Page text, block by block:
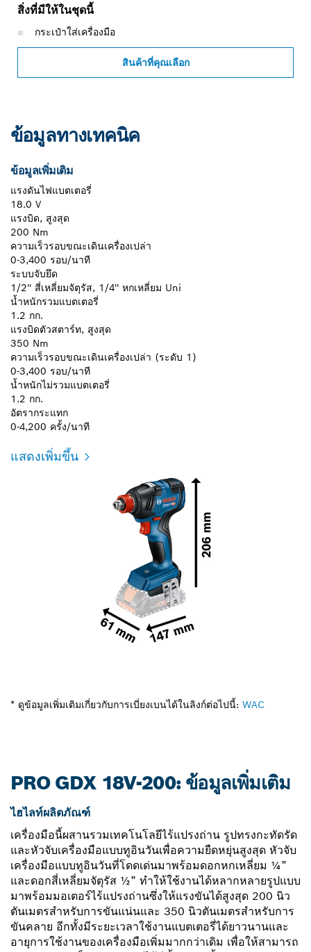
สิ่งที่มีให้ในชุดนี้
กระเป๋าใส่เครื่องมือ
สินค้าที่คุณเลือก
ข้อมูลทางเทคนิค
ข้อมูลเพิ่มเติม
แรงดันไฟแบตเตอรี่
18.0 V
แรงบิด, สูงสุด
200 Nm
ความเร็วรอบขณะเดินเครื่องเปล่า
0-3,400 รอบ/นาที
ระบบจับยึด
1/2'' สี่เหลี่ยมจัตุรัส, 1/4'' หกเหลี่ยม Uni
น้ำหนักรวมแบตเตอรี่
1.2 กก.
แรงบิดตัวสตาร์ท, สูงสุด
350 Nm
ความเร็วรอบขณะเดินเครื่องเปล่า (ระดับ 1)
0-3,400 รอบ/นาที
น้ำหนักไม่รวมแบตเตอรี่
1.2 กก.
อัตรากระแทก
0-4,200 ครั้ง/นาที
แสดงเพิ่มขึ้น
* ดูข้อมูลเพิ่มเติมเกี่ยวกับการเบี่ยงเบนได้ในลิงก์ต่อไปนี้: WAC
PRO GDX 18V-200: ข้อมูลเพิ่มเติม
ไฮไลท์ผลิตภัณฑ์
เครื่องมือนี้ผสานรวมเทคโนโลยีไร้แปรงถ่าน รูปทรงกะทัดรัด
และหัวจับเครื่องมือแบบทูอินวันเพื่อความยืดหยุ่นสูงสุด หัวจับ
เครื่องมือแบบทูอินวันที่โดดเด่นมาพร้อมดอกหกเหลี่ยม ¼”
และดอกสี่เหลี่ยมจัตุรัส ½” ทำให้ใช้งานได้หลากหลายรูปแบบ
มาพร้อมมอเตอร์ไร้แปรงถ่านซึ่งให้แรงขันได้สูงสุด 200 นิว
ตันเมตรสำหรับการขันแน่นและ 350 นิวตันเมตรสำหรับการ
ขันคลาย อีกทั้งมีระยะเวลาใช้งานแบตเตอรี่ได้ยาวนานและ
อายุการใช้งานของเครื่องมือเพิ่มมากกว่าเดิม เพื่อให้สามารถ